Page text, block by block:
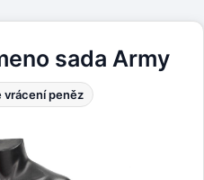
sada Army
vrácení peněz